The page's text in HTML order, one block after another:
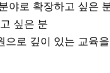
야로 확장하고 싶은
싶은 분
으로 깊이 있는 교육